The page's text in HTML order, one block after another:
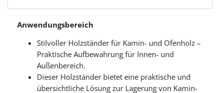
Anwendungsbereich
Stilvoller Holzständer für Kamin- und Ofenholz –
Praktische Aufbewahrung für Innen- und
Außenbereich.
Dieser Holzständer bietet eine praktische und
übersichtliche Lösung zur Lagerung von Kamin-